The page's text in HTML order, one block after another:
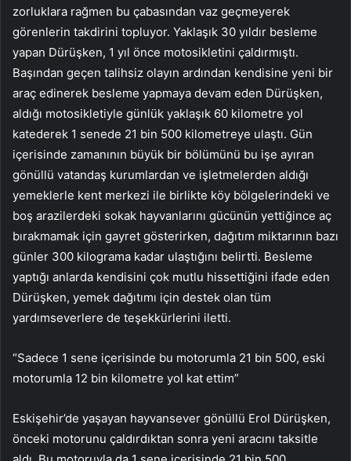
zorluklara rağmen bu çabasından vaz geçmeyerek
görenlerin takdirini topluyor. Yaklaşık 30 yıldır besleme
yapan Dürüşken, 1 yıl önce motosikletini çaldırmıştı.
Başından geçen talihsiz olayın ardından kendisine yeni bir
araç edinerek besleme yapmaya devam eden Dürüşken,
aldığı motosikletiyle günlük yaklaşık 60 kilometre yol
katederek 1 senede 21 bin 500 kilometreye ulaştı. Gün
içerisinde zamanının büyük bir bölümünü bu işe ayıran
gönüllü vatandaş kurumlardan ve işletmelerden aldığı
yemeklerle kent merkezi ile birlikte köy bölgelerindeki ve
boş arazilerdeki sokak hayvanlarını gücünün yettiğince aç
bırakmamak için gayret gösterirken, dağıtım miktarının bazı
günler 300 kilograma kadar ulaştığını belirtti. Besleme
yaptığı anlarda kendisini çok mutlu hissettiğini ifade eden
Dürüşken, yemek dağıtımı için destek olan tüm
yardımseverlere de teşekkürlerini iletti.
“Sadece 1 sene içerisinde bu motorumla 21 bin 500, eski
motorumla 12 bin kilometre yol kat ettim”
Eskişehir’de yaşayan hayvansever gönüllü Erol Dürüşken,
önceki motorunu çaldırdıktan sonra yeni aracını taksitle